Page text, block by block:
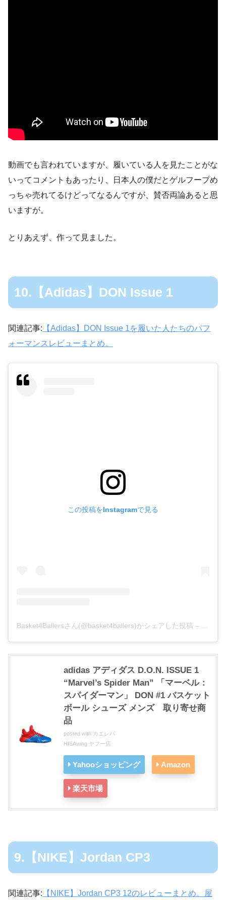
動画でも言われていますが、履いている人を見たことがな
いってコメントもあったり、日本人の僕だとゲルフープめ
っちゃ売れてるけどってなるんですが、賛否両論あると思
いますが。
とりあえず、作って見ました。
10.【Adidas】DON Issue 1
関連記事: 【Adidas】DON Issue 1を履いた人たちのパフ
ォーマンスレビューまとめ。
この投稿をInstagramで見る
Basket4Ballersさん(@basket4ballers)がシェアした投稿 –
adidas アディダス D.O.N. ISSUE 1
“Marvel’s Spider Man” 「マーベル：
スパイダーマン」 DON #1 バスケット
ボール シューズ メンズ 取り寄せ商
品
posted with カエレバ
HISAwing ヤフー店
Yahooショッピング Amazon
楽天市場
9.【NIKE】Jordan CP3
関連記事: 【NIKE】Jordan CP3 12のレビューまとめ。屋